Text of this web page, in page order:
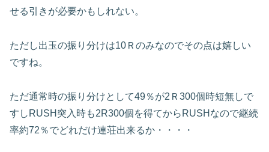
せる引きが必要かもしれない。
ただし出玉の振り分けは10Ｒのみなのでその点は嬉しい
ですね。
ただ通常時の振り分けとして49％が2Ｒ300個時短無しで
すしRUSH突入時も2R300個を得てからRUSHなので継続
率約72％でどれだけ連荘出来るか・・・・